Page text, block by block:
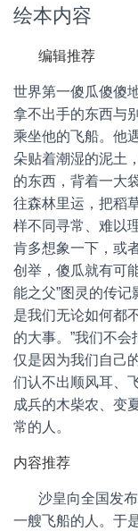
绘本内容
编辑推荐
世界第一傻瓜傻傻
拿不出手的东西与
乘坐他的飞船。他
朵贴着潮湿的泥土
的东西，背着一大
往森林里运，把稻
样不同寻常、难以
肯多想象一下，或
创举，傻瓜就有可
能之父”图灵的传记
是我们无论如何都
的大事。”我们不
仅是因为我们自己
们认不出顺风耳、
成兵的木柴农、变
常的人。
内容推荐
沙皇向全国发
一艘飞船的人。于